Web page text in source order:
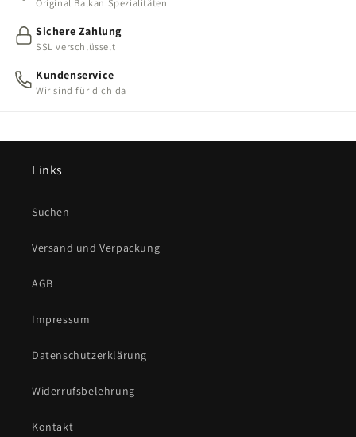
Original Balkan Spezialitäten
Sichere Zahlung
SSL verschlüsselt
Kundenservice
Wir sind für dich da
Links
Suchen
Versand und Verpackung
AGB
Impressum
Datenschutzerklärung
Widerrufsbelehrung
Kontakt